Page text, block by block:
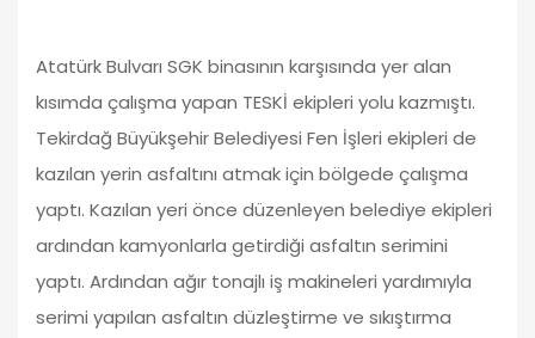
Atatürk Bulvarı SGK binasının karşısında yer alan
kısımda çalışma yapan TESKİ ekipleri yolu kazmıştı.
Tekirdağ Büyükşehir Belediyesi Fen İşleri ekipleri de
kazılan yerin asfaltını atmak için bölgede çalışma
yaptı. Kazılan yeri önce düzenleyen belediye ekipleri
ardından kamyonlarla getirdiği asfaltın serimini
yaptı. Ardından ağır tonajlı iş makineleri yardımıyla
serimi yapılan asfaltın düzleştirme ve sıkıştırma